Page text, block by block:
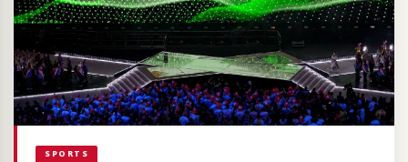
SPORTS